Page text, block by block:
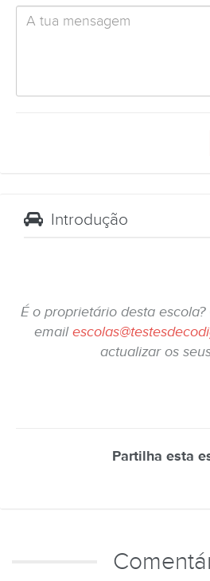
Introdução
É o proprietário desta
email
actualizar os
Partilha esta